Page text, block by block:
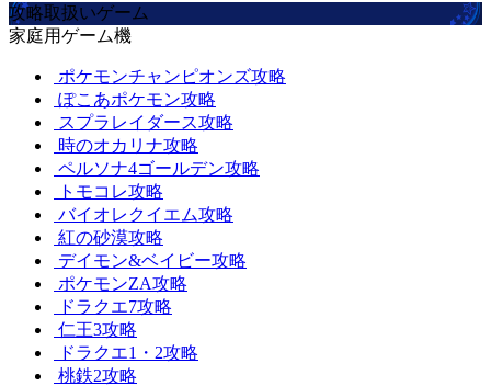
攻略取扱いゲーム
家庭用ゲーム機
ポケモンチャンピオンズ攻略
ぽこあポケモン攻略
スプラレイダース攻略
時のオカリナ攻略
ペルソナ4ゴールデン攻略
トモコレ攻略
バイオレクイエム攻略
紅の砂漠攻略
デイモン&ベイビー攻略
ポケモンZA攻略
ドラクエ7攻略
仁王3攻略
ドラクエ1・2攻略
桃鉄2攻略